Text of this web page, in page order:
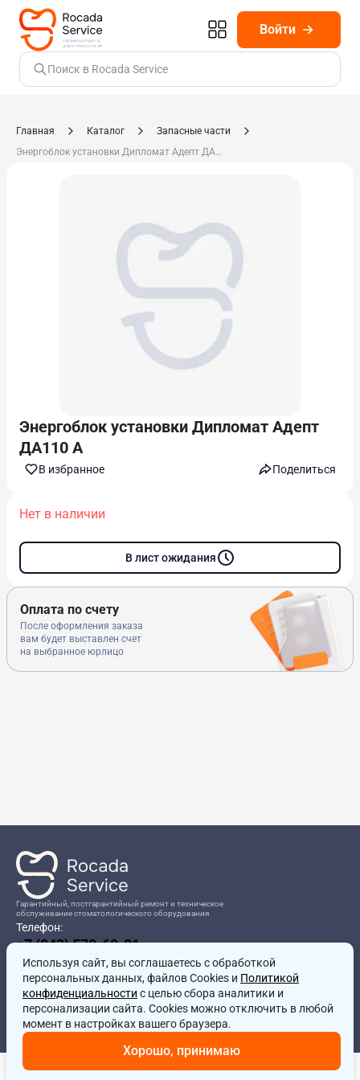
Войти
Поиск в Rocada Service
Главная Каталог
Запасные части
Энергоблок установки Дипломат Адепт ДА110 А
Энергоблок установки Дипломат Адепт
ДА110 А
В избранноe Поделиться
Нет в наличии
В лист ожидания
Оплата по счету
После оформления заказа
вам будет выставлен счет
на выбранное юрлицо
Гарантийный, постгарантийный ремонт и техническое
обслуживание стоматологического оборудования
Телефон:
+7 (843) 570-60-81
Режим работы:8:00-17:00
Адрес:
г.Казань, ул.Проспект Победы, д.204в
Почта:
service@rocadamed.ru
Другие проекты
Используя сайт, вы соглашаетесь с обработкой
персональных данных, файлов Cookies и Политикой
конфиденциальности с целью сбора аналитики и
персонализации сайта. Cookies можно отключить в любой
момент в настройках вашего браузера.
Хорошо, принимаю